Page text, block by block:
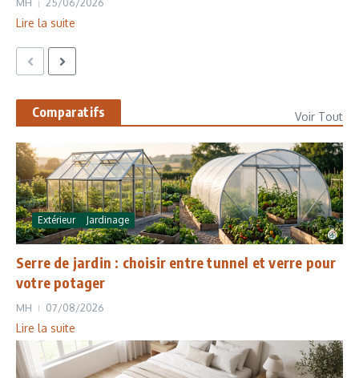
MH 25/06/2026
Lire la suite
Comparatifs Voir Tout
Extérieur Jardinage
Serre de jardin : choisir entre tunnel et verre pour
votre potager
MH 07/08/2026
Lire la suite